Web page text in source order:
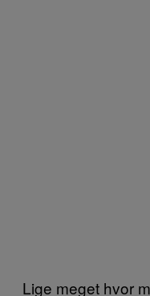
Lige meget hvor